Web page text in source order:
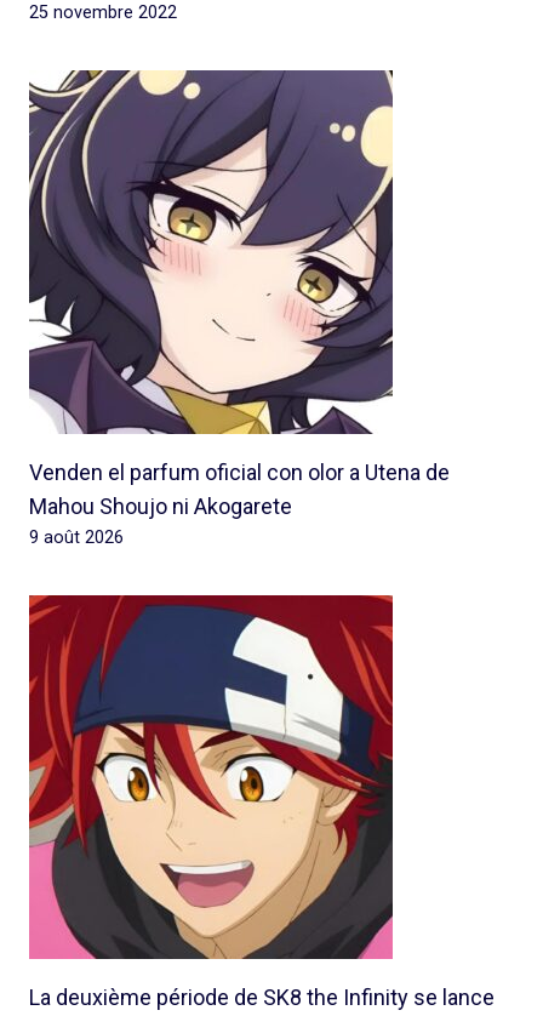
25 novembre 2022
Venden el parfum oficial con olor a Utena de
Mahou Shoujo ni Akogarete
9 août 2026
La deuxième période de SK8 the Infinity se lance